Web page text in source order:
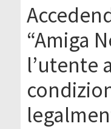
“Amiga
l’utente